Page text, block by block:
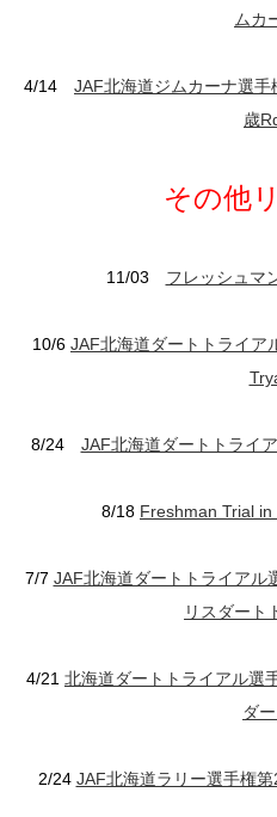
ムカ
4/14 JAF北海道ジムカーナ選
歳
その他
11/03 フレッシュマ
10/6 JAF北海道ダートトライ
8/24 JAF北海道ダートトライ
8/18 Freshman Trial
7/7 JAF北海道ダートトライアル
リスダート
4/21 北海道ダートトライアル選
ダ
2/24 JAF北海道ラリー選手権